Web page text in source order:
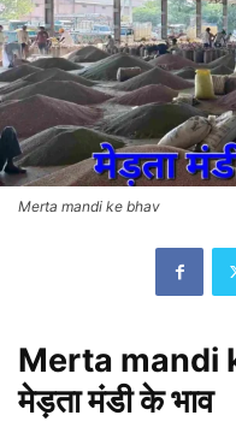
Merta mandi ke bhav
Merta mandi
मेड़ता मंडी के भाव